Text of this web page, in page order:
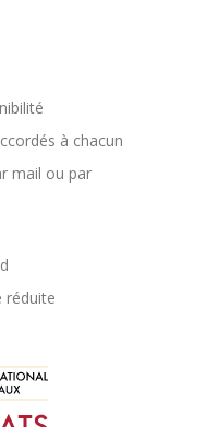
à chacun
mail ou par
réduite